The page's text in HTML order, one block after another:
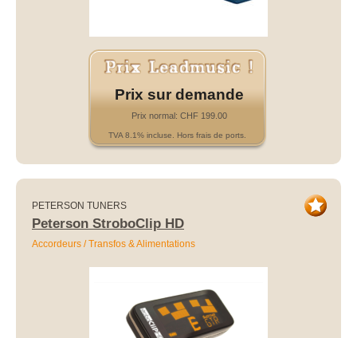
Prix sur demande
Prix normal: CHF 199.00
TVA 8.1% incluse. Hors frais de ports.
PETERSON TUNERS
Peterson StroboClip HD
Accordeurs / Transfos & Alimentations